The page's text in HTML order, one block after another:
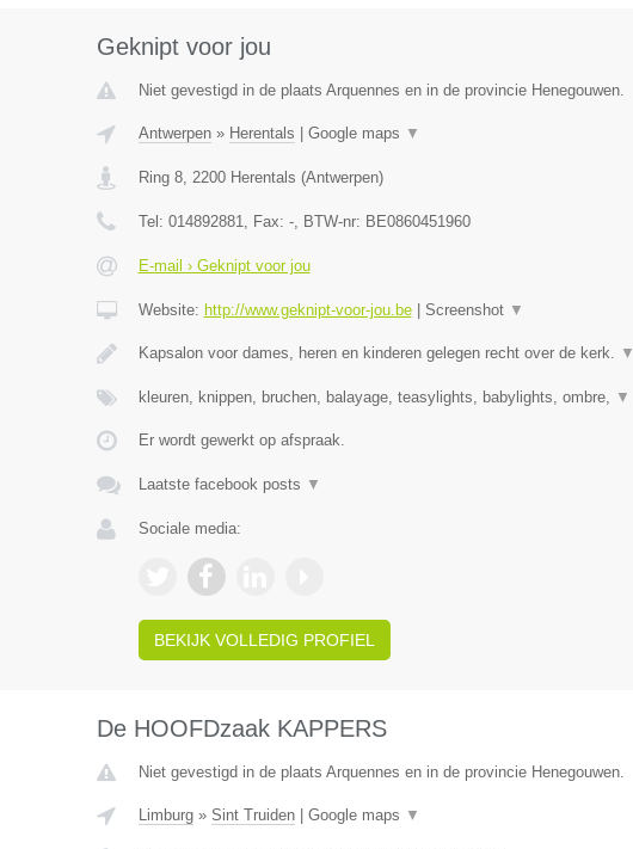
Geknipt voor jou
Niet gevestigd in de plaats Arquennes en in de provincie Henegouwen.
Antwerpen» Herentals Google maps ▼
Ring 8, 2200 Herentals (Antwerpen)
Tel: 014892881, Fax: -, BTW-nr: BE0860451960
E-mail › Geknipt voor jou
Website: http://www.geknipt-voor-jou.be| Screenshot ▼
Kapsalon voor dames, heren en kinderen gelegen recht over de kerk. ▼
kleuren, knippen, bruchen, balayage, teasylights, babylights, ombre, ▼
Er wordt gewerkt op afspraak.
Laatste facebook posts ▼
Sociale media:
BEKIJK VOLLEDIG PROFIEL
De HOOFDzaak KAPPERS
Niet gevestigd in de plaats Arquennes en in de provincie Henegouwen.
Limburg» Sint Truiden| Google maps ▼